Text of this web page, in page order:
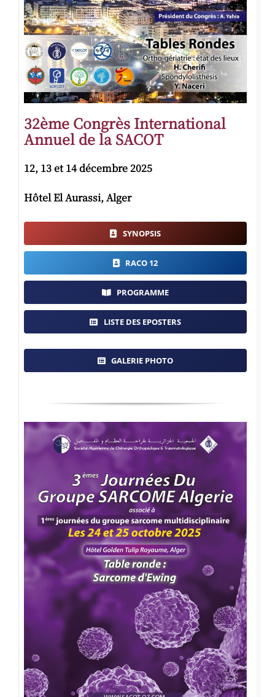
32ème Congrès International
Annuel de la SACOT
12, 13 et 14 décembre 2025
Hôtel El Aurassi, Alger
SYNOPSIS
RACO 12
PROGRAMME
LISTE DES EPOSTERS
GALERIE PHOTO